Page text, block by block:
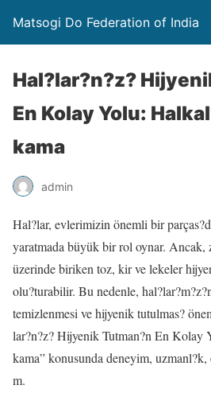
Matsogi Do Federation of India
Hal?lar?n?z?
En Kolay Yolu:
kama
admin
Hal?lar, evlerimizin önemli bir
yaratmada büyük bir rol oynar. Ancak,
üzerinde biriken toz, kir ve lekeler
olu?turabilir. Bu nedenle,
temizlenmesi ve hijyenik tutulmas?
lar?n?z? Hijyenik Tutman?n En Kolay
kama” konusunda deneyim, uzmanl?k,
m.